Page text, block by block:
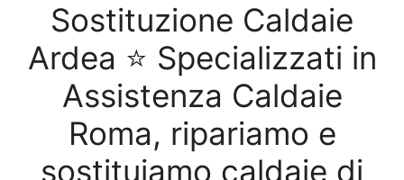
Sostituzione Caldaie
Ardea ⭐ Specializzati in
Assistenza Caldaie
Roma, ripariamo e
sostituiamo caldaie di